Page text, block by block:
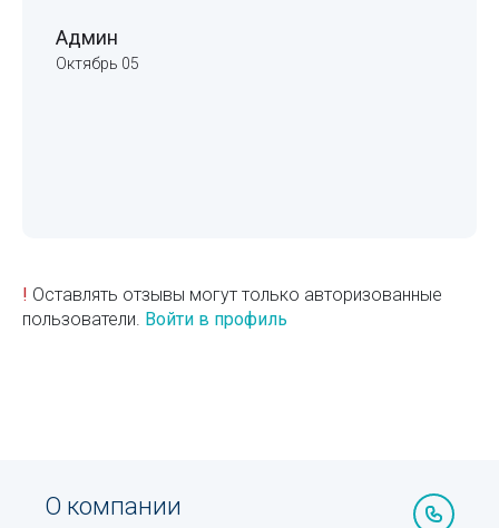
Админ
Октябрь 05
! Оставлять отзывы могут только авторизованные
пользователи. Войти в профиль
О компании